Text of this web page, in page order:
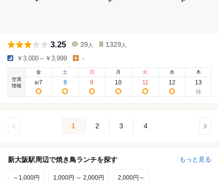
3.25 39 人 1329 人
￥3,000～￥3,999 -
空席
情報
金
8/7
土
8
日
9
月
10
火
11
水
12
木
13
1 2 3 4
新大阪駅周辺で焼き鳥ランチを探す もっと見る
～1,000円 1,000円 ～ 2,000円 2,000円～